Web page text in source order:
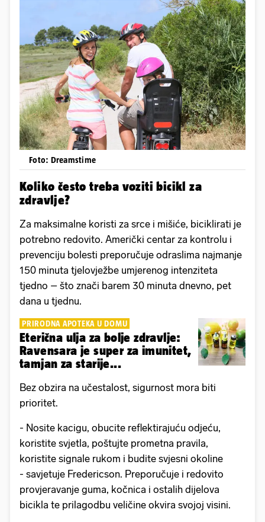
Foto: Dreamstime
Koliko često treba voziti bicikl za
zdravlje?
Za maksimalne koristi za srce i mišiće, biciklirati je
potrebno redovito. Američki centar za kontrolu i
prevenciju bolesti preporučuje odraslima najmanje
150 minuta tjelovježbe umjerenog intenziteta
tjedno – što znači barem 30 minuta dnevno, pet
dana u tjednu.
PRIRODNA APOTEKA U DOMU
Eterična ulja za bolje zdravlje:
Ravensara je super za imunitet,
tamjan za starije...
Bez obzira na učestalost, sigurnost mora biti
prioritet.
- Nosite kacigu, obucite reflektirajuću odjeću,
koristite svjetla, poštujte prometna pravila,
koristite signale rukom i budite svjesni okoline
- savjetuje Fredericson. Preporučuje i redovito
provjeravanje guma, kočnica i ostalih dijelova
bicikla te prilagodbu veličine okvira svojoj visini.